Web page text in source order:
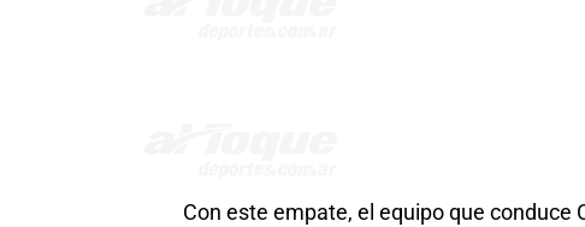
Con este empate, el equipo que conduce